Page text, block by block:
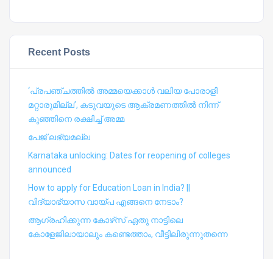
Recent Posts
‘പ്രപഞ്ചത്തില്‍ അമ്മയെക്കാള്‍ വലിയ പോരാളി
മറ്റാരുമില്ല’, കടുവയുടെ ആക്രമണത്തില്‍ നിന്ന്
കുഞ്ഞിനെ രക്ഷിച്ച് അമ്മ
പേജ് ലഭ്യമല്ല
Karnataka unlocking: Dates for reopening of colleges
announced
How to apply for Education Loan in India? ||
വിദ്യാഭ്യാസ വായ്പ എങ്ങനെ നേടാം?
ആഗ്രഹിക്കുന്ന കോഴ്‍സ് ഏതു നാട്ടിലെ
കോളേജിലായാലും കണ്ടെത്താം, വീട്ടിലിരുന്നുതന്നെ